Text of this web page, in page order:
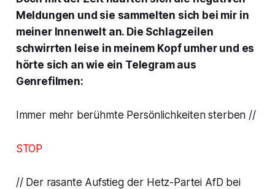
Meldungen und sie sammelten sich bei mir in
meiner Innenwelt an. Die Schlagzeilen
schwirrten leise in meinem Kopf umher und es
hörte sich an wie ein Telegram aus
Genrefilmen:
Immer mehr berühmte Persönlichkeiten sterben //
STOP
//Der rasante Aufstieg der Hetz-Partei AfD bei